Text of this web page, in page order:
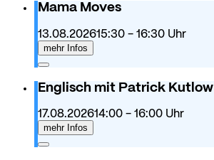
Mama Moves
13.08.202615:30 - 16:30 Uhr
mehr Infos
Englisch mit Patrick Kutlow
17.08.202614:00 - 16:00 Uhr
mehr Infos